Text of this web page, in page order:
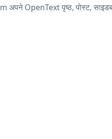
OpenText पृष्ठ, पोस्ट,